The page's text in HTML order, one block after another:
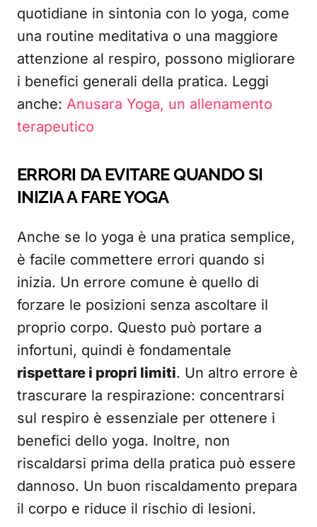
quotidiane in sintonia con lo yoga, come
una routine meditativa o una maggiore
attenzione al respiro, possono migliorare
i benefici generali della pratica. Leggi
anche: Anusara Yoga, un allenamento
terapeutico
ERRORI DA EVITARE QUANDO SI
INIZIA A FARE YOGA
Anche se lo yoga è una pratica semplice,
è facile commettere errori quando si
inizia. Un errore comune è quello di
forzare le posizioni senza ascoltare il
proprio corpo. Questo può portare a
infortuni, quindi è fondamentale
rispettare i propri limiti. Un altro errore è
trascurare la respirazione: concentrarsi
sul respiro è essenziale per ottenere i
benefici dello yoga. Inoltre, non
riscaldarsi prima della pratica può essere
dannoso. Un buon riscaldamento prepara
il corpo e riduce il rischio di lesioni.